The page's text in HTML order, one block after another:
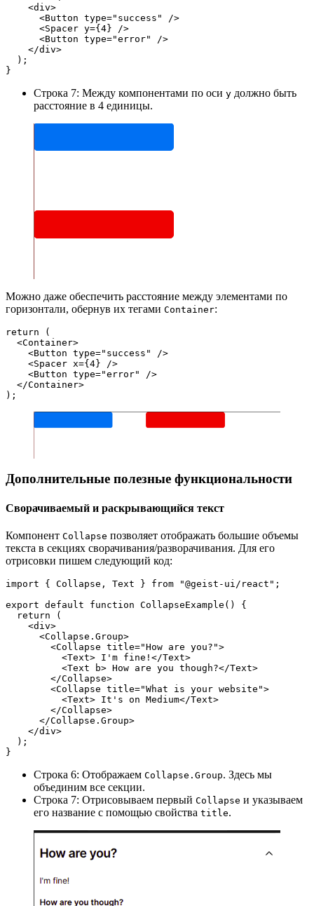
    <div>
      <Button type="success" />
      <Spacer y={4} />
      <Button type="error" />
    </div>
  );
}
Строка 7: Между компонентами по оси y должно быть
расстояние в 4 единицы.
Можно даже обеспечить расстояние между элементами по
горизонтали, обернув их тегами Container:
return (
  <Container>
    <Button type="success" />
    <Spacer x={4} />
    <Button type="error" />
  </Container>
);
Дополнительные полезные функциональности
Сворачиваемый и раскрывающийся текст
Компонент Collapse позволяет отображать большие объемы
текста в секциях сворачивания/разворачивания. Для его
отрисовки пишем следующий код:
import { Collapse, Text } from "@geist-ui/react";
export default function CollapseExample() {
  return (
    <div>
      <Collapse.Group>
        <Collapse title="How are you?">
          <Text> I'm fine!</Text>
          <Text b> How are you though?</Text>
        </Collapse>
        <Collapse title="What is your website">
          <Text> It's on Medium</Text>
        </Collapse>
      </Collapse.Group>
    </div>
  );
}
Строка 6: Отображаем Collapse.Group. Здесь мы
объединим все секции.
Строка 7: Отрисовываем первый Collapse и указываем
его название с помощью свойства title.